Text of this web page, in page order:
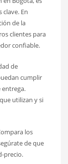
En
de la
clientes para
confiable.
de
cumplir
entrega.
utilizan y si
los
de que
precio.